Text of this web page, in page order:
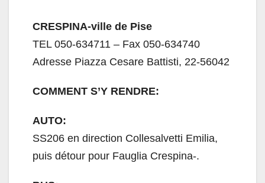
CRESPINA-ville de Pise
TEL 050-634711 – Fax 050-634740
Adresse Piazza Cesare Battisti, 22-56042
COMMENT S’Y RENDRE:
AUTO:
SS206 en direction Collesalvetti Emilia,
puis détour pour Fauglia Crespina-.